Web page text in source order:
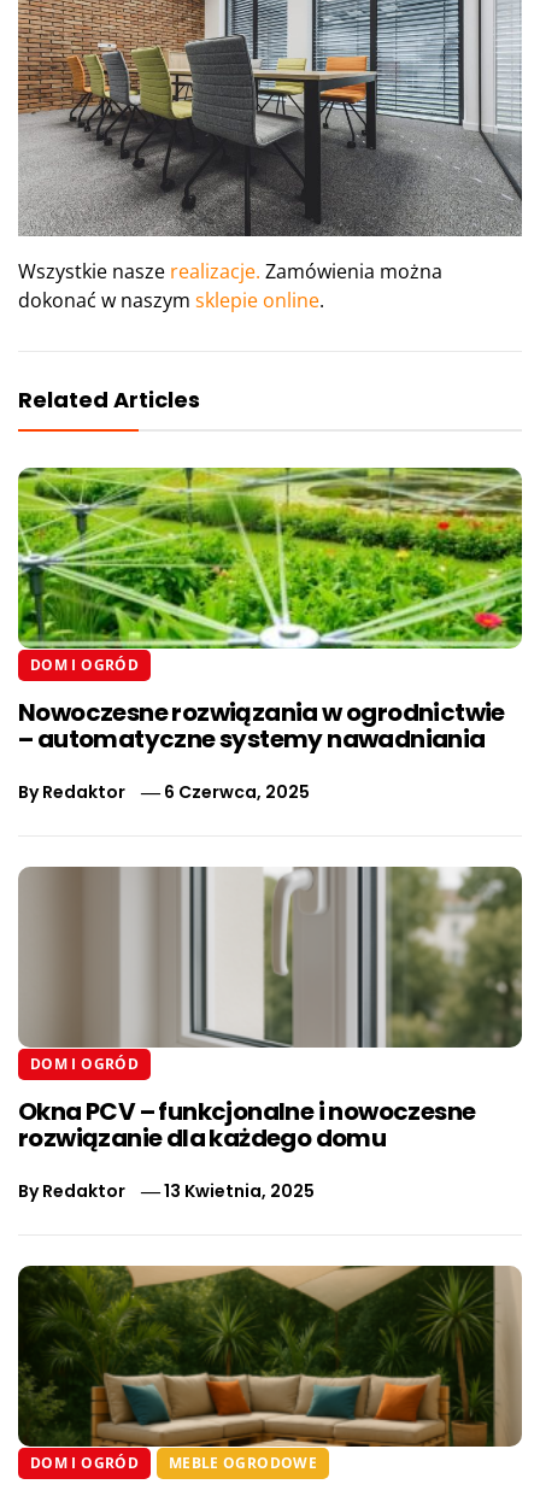
Wszystkie nasze realizacje. Zamówienia można
dokonać w naszym sklepie online.
Related Articles
DOM I OGRÓD
Nowoczesne rozwiązania w ogrodnictwie
– automatyczne systemy nawadniania
ByRedaktor 6 Czerwca, 2025
DOM I OGRÓD
Okna PCV – funkcjonalne i nowoczesne
rozwiązanie dla każdego domu
ByRedaktor 13 Kwietnia, 2025
DOM I OGRÓD MEBLE OGRODOWE